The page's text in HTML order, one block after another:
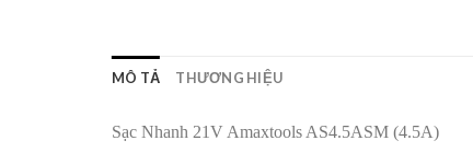
MÔ TẢ THƯƠNG HIỆU
Sạc Nhanh 21V Amaxtools AS4.5ASM (4.5A)